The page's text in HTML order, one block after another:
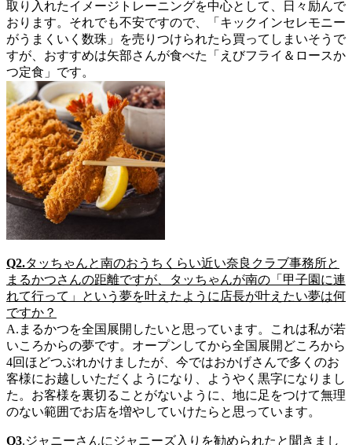
取り入れたイメージトレーニングを中心として、日々励んで
おります。それでも不安ですので、「キックインセレモニー
がうまくいく数珠」を売りつけられたら買ってしまいそうで
すが、おすすめは矢部さんが食べた「えびフライ＆ロースか
つ定食」です。
Q2.タッちゃんと南のおうちくらい近い奈良クラブ事務所と
まるかつさんの距離ですが、タッちゃんが南の「甲子園に連
れて行って」という夢を叶えたように店長が叶えたい夢は何
ですか？
A.まるかつを全国展開したいと思っています。これは私が若
いころからの夢です。オープンしてから全国展開どころから
4回ほどつぶれかけましたが、今ではおかげさんで多くのお
客様にお越しいただくようになり、ようやく黒字になりまし
た。お客様を裏切ることがないように、地に足をつけて無理
のない範囲でお店を増やしていけたらと思っています。
Q3.ジャニーさんにジャニーズ入りを勧められたと聞きまし